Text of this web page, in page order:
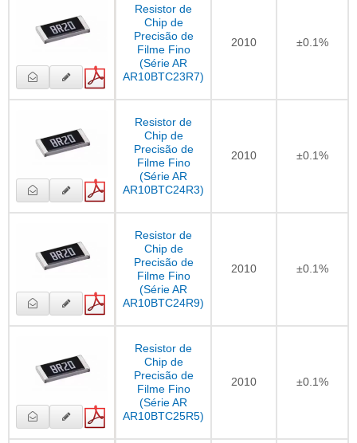
Resistor de
Chip de
Precisão de
Filme Fino
(Série AR
AR10BTC23R7)
2010 ±0.1%
Resistor de
Chip de
Precisão de
Filme Fino
(Série AR
AR10BTC24R3)
2010 ±0.1%
Resistor de
Chip de
Precisão de
Filme Fino
(Série AR
AR10BTC24R9)
2010 ±0.1%
Resistor de
Chip de
Precisão de
Filme Fino
(Série AR
AR10BTC25R5)
2010 ±0.1%